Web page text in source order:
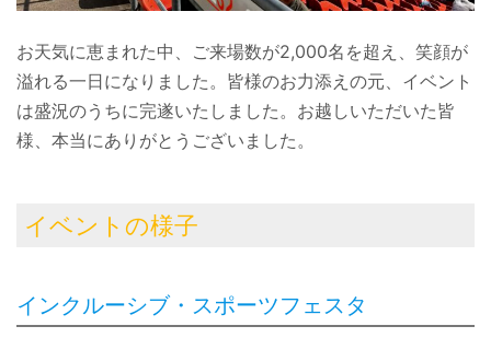
お天気に恵まれた中、ご来場数が2,000名を超え、笑顔が
溢れる一日になりました。皆様のお力添えの元、イベント
は盛況のうちに完遂いたしました。お越しいただいた皆
様、本当にありがとうございました。
イベントの様子
インクルーシブ・スポーツフェスタ